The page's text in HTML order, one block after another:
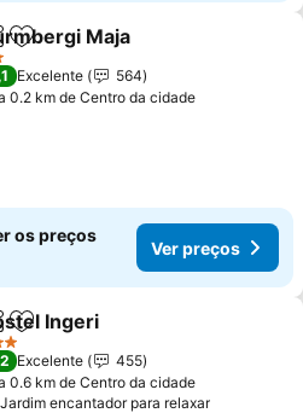
Adicionar aos favoritos
Maja
Excelente
564
0.2 km de Centro da cidade
os preços
Ver preços
Adicionar aos favoritos
Ingeri
Excelente
455
0.6 km de Centro da cidade
Jardim encantador para relaxar